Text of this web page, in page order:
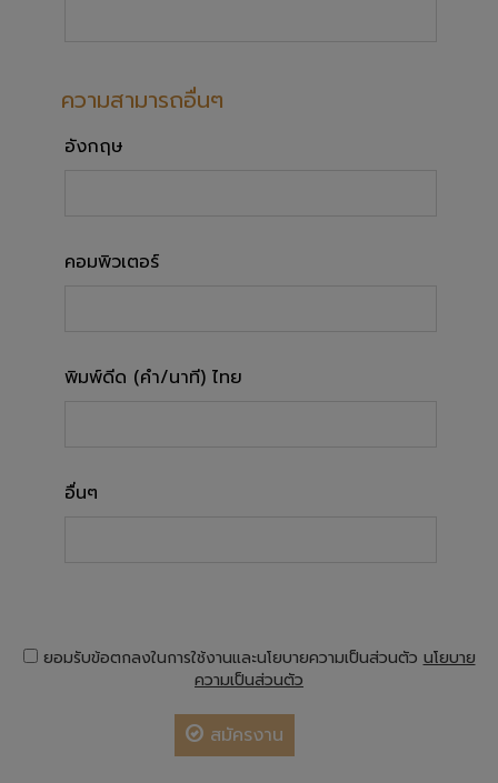
ความสามารถอื่นๆ
อังกฤษ
คอมพิวเตอร์
พิมพ์ดีด (คำ/นาที) ไทย
อื่นๆ
ยอมรับข้อตกลงในการใช้งานและนโยบายความเป็นส่วนตัว นโยบาย
ความเป็นส่วนตัว
สมัครงาน